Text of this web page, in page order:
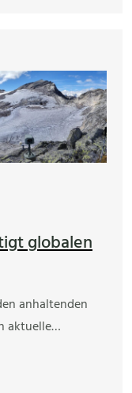
globalen
anhaltenden
aktuelle…